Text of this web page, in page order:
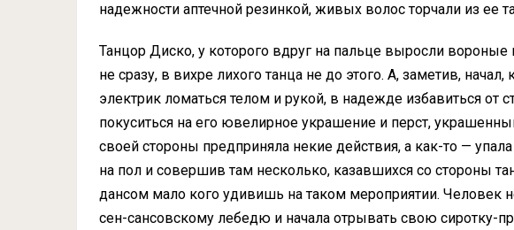
надежности аптечной резинкой, живых волос торчали из ее
Танцор Диско, у которого вдруг на пальце выросли
не сразу, в вихре лихого танца не до этого. А, заметив,
электрик ломаться телом и рукой, в надежде избавиться
покуситься на его ювелирное украшение и перст,
своей стороны предприняла некие действия, а как-то —
на пол и совершив там несколько, казавшихся со стороны
дансом мало кого удивишь на таком мероприятии. Человек
сен-сансовскому лебедю и начала отрывать свою сиротку-